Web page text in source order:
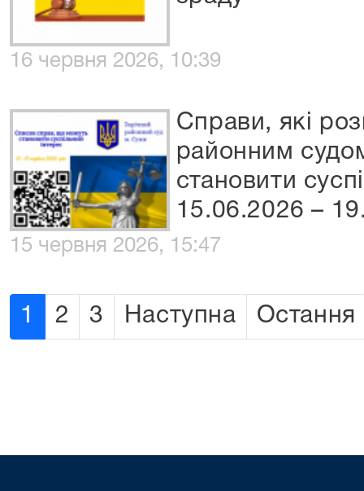
16 червня 2026, 10:39
Справи, які
районним
становити
15.06.2026 –
15 червня 2026, 15:47
1 2 3 Наступна Остання